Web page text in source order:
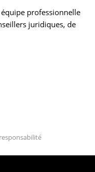
professionnelle
juridiques, de